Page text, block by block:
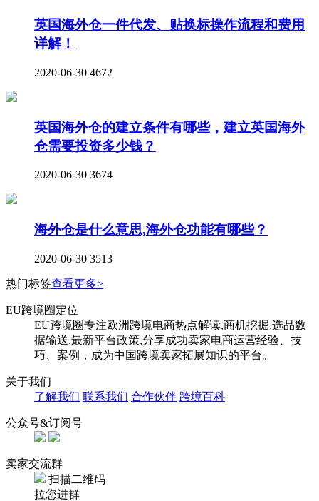
英国海外仓一件代发、贴换标操作流程和费用
详解！
2020-06-30 4672
英国海外仓的建立条件有哪些，建立英国海外
仓需要投资多少钱？
2020-06-30 3674
海外仓是什么意思,海外仓功能有哪些？
2020-06-30 3513
热门标签查看更多>
EU跨境圈定位
EU跨境圈专注欧洲跨境电商热点解读,商机挖掘,选品数
据输送,最新平台政策,分享成功卖家电商运营经验、技
巧、案例，成为中国跨境卖家拓展知识的平台。
关于我们
了解我们 联系我们 合作伙伴 跨境百科
公众号&订阅号
卖家交流群
扫描二维码
拉您进群